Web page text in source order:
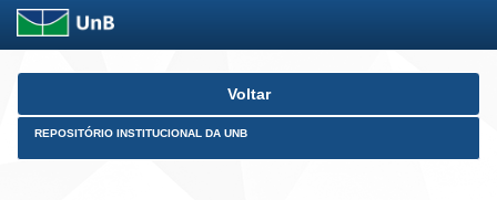
Skip
Voltar
REPOSITÓRIO INSTITUCIONAL DA UNB